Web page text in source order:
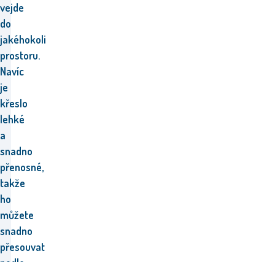
vejde
do
jakéhokoli
prostoru.
Navíc
je
křeslo
lehké
a
snadno
přenosné,
takže
ho
můžete
snadno
přesouvat